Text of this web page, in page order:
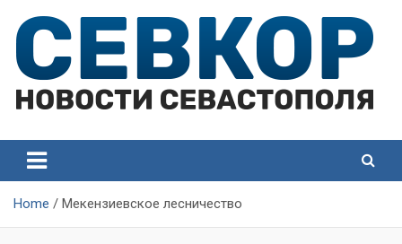
content
Севастополя
Севастополя
Home Мекензиевское лесничество